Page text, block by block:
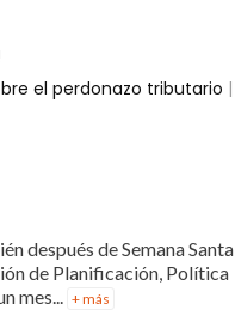
el perdonazo tributario |
después de Semana Santa,
de Planificación, Política
mes...
+ más